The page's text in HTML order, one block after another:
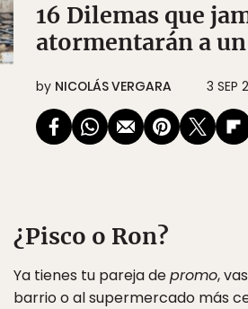
16 Dilemas que
atormentarán a
by NICOLÁS VERGARA 3 SEP
¿Pisco o Ron?
Ya tienes tu pareja depromo,
barrio o al supermercado más